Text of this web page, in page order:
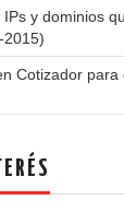
IPs y dominios
2015)
Cotizador para